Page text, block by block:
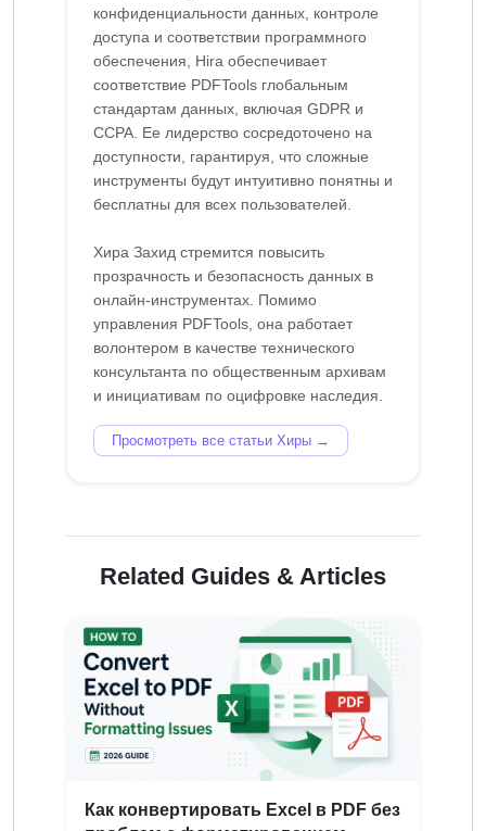
конфиденциальности данных, контроле
доступа и соответствии программного
обеспечения, Hira обеспечивает
соответствие PDFTools глобальным
стандартам данных, включая GDPR и
CCPA. Ее лидерство сосредоточено на
доступности, гарантируя, что сложные
инструменты будут интуитивно понятны и
бесплатны для всех пользователей.
Хира Захид стремится повысить
прозрачность и безопасность данных в
онлайн-инструментах. Помимо
управления PDFTools, она работает
волонтером в качестве технического
консультанта по общественным архивам
Просмотреть все статьи Хиры →
Related Guides & Articles
Как конвертировать Excel в PDF без